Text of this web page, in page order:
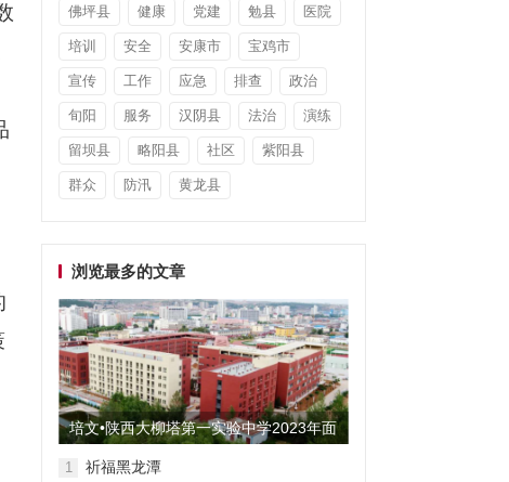
佛坪县 健康 党建 勉县 医院
培训 安全 安康市 宝鸡市
宣传 工作 应急 排查 政治
旬阳 服务 汉阴县 法治 演练
留坝县 略阳县 社区 紫阳县
群众 防汛 黄龙县
浏览最多的文章
培文•陕西大柳塔第一实验中学2023年面
向全国招聘教师启事
1 祈福黑龙潭